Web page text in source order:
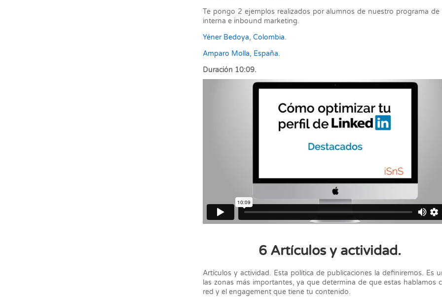
Te pongo 2 ejemplos realizados por alumnos de nuestro programa de
interna e inbound marketing.
Yéner Bedoya, Colombia.
Amparo Molla, España.
Duración 10:09.
6 Artículos y actividad.
Artículos y actividad. Esta política de publicaciones la definiremos. Es
las zonas más importantes, ya que determina de que estas hablamos
red y el engagement que tiene tu contenido.